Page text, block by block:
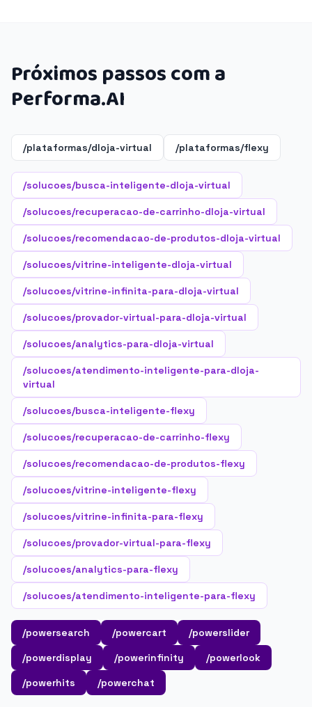
Próximos passos com a
Performa.AI
/plataformas/dloja-virtual /plataformas/flexy
/solucoes/busca-inteligente-dloja-virtual
/solucoes/recuperacao-de-carrinho-dloja-virtual
/solucoes/recomendacao-de-produtos-dloja-virtual
/solucoes/vitrine-inteligente-dloja-virtual
/solucoes/vitrine-infinita-para-dloja-virtual
/solucoes/provador-virtual-para-dloja-virtual
/solucoes/analytics-para-dloja-virtual
/solucoes/atendimento-inteligente-para-dloja-
virtual
/solucoes/busca-inteligente-flexy
/solucoes/recuperacao-de-carrinho-flexy
/solucoes/recomendacao-de-produtos-flexy
/solucoes/vitrine-inteligente-flexy
/solucoes/vitrine-infinita-para-flexy
/solucoes/provador-virtual-para-flexy
/solucoes/analytics-para-flexy
/solucoes/atendimento-inteligente-para-flexy
/powersearch /powercart
/powerslider
/powerdisplay
/powerinfinity
/powerlook
/powerhits
/powerchat